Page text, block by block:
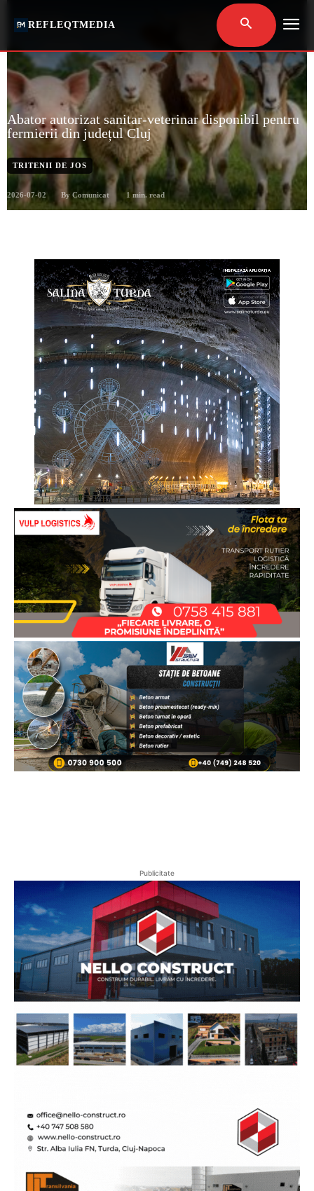
REFLEQTMEDIA
Abator autorizat sanitar-veterinar disponibil pentru
fermierii din județul Cluj
TRITENII DE JOS
2026-07-02 By Comunicat 1 min. read
Publicitate